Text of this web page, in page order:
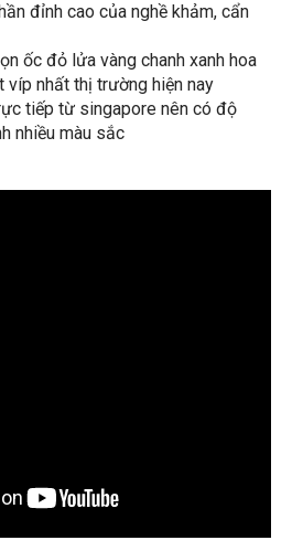
đỉnh cao của nghề khảm, cẩn
ốc đỏ lửa vàng chanh xanh hoa
víp nhất thị trường hiện nay
tiếp từ singapore nên có độ
nhiều màu sắc